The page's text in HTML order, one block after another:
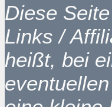
Diese
Links /
heißt, bei